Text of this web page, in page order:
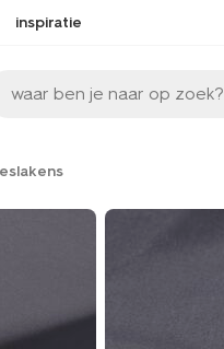
inspiratie
waar ben je naar op zoek?